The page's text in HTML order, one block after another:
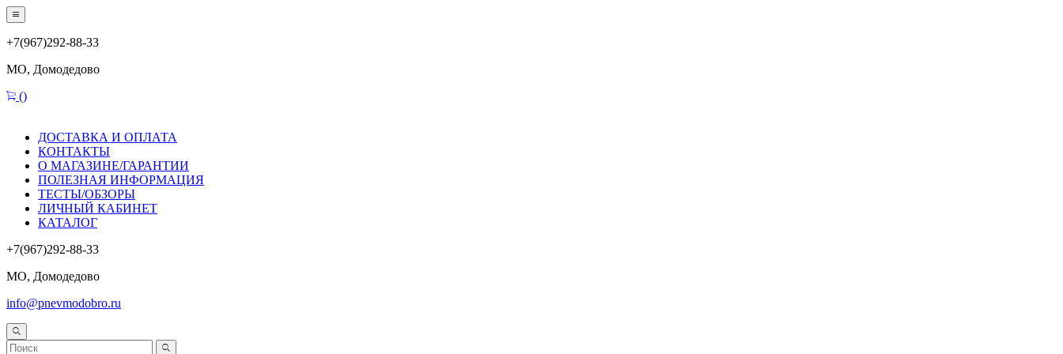
+7(967)292-88-33
МО, Домодедово
()
ДОСТАВКА И ОПЛАТА
КОНТАКТЫ
О МАГАЗИНЕ/ГАРАНТИИ
ПОЛЕЗНАЯ ИНФОРМАЦИЯ
ТЕСТЫ/ОБЗОРЫ
ЛИЧНЫЙ КАБИНЕТ
КАТАЛОГ
+7(967)292-88-33
МО, Домодедово
info@pnevmodobro.ru